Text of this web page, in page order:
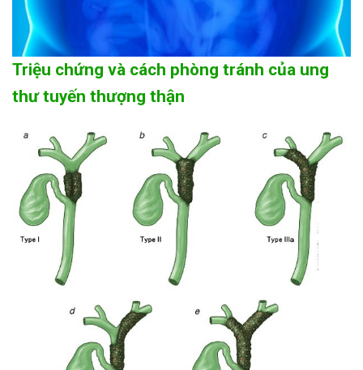
Triệu chứng và cách phòng tránh của ung
thư tuyến thượng thận